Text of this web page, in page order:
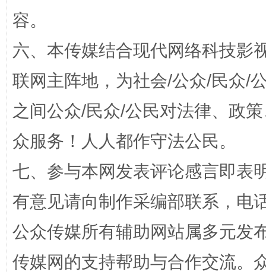
漫山遍野的桃花与雪山、麦地、白藏房 除
容。
六、本传媒结合现代网络科技影
联网主阵地，为社会/公众/民众/
之间公众/民众/公民对法律、政
众服务！人人都作守法公民。
七、参与本网发表评论感言即表
有意见请向制作采编部联系，电
公众传媒所有辅助网站属多元发
传媒网的支持帮助与合作交流。